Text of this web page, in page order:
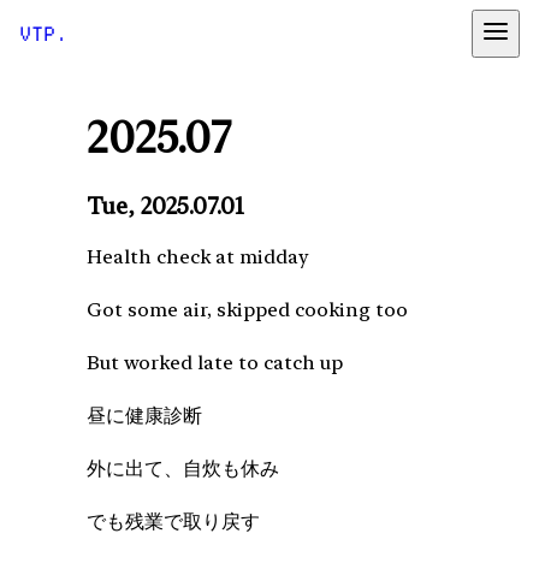
VTP.
2025.07
Tue, 2025.07.01
Health check at midday
Got some air, skipped cooking too
But worked late to catch up
昼に健康診断
外に出て、自炊も休み
でも残業で取り戻す